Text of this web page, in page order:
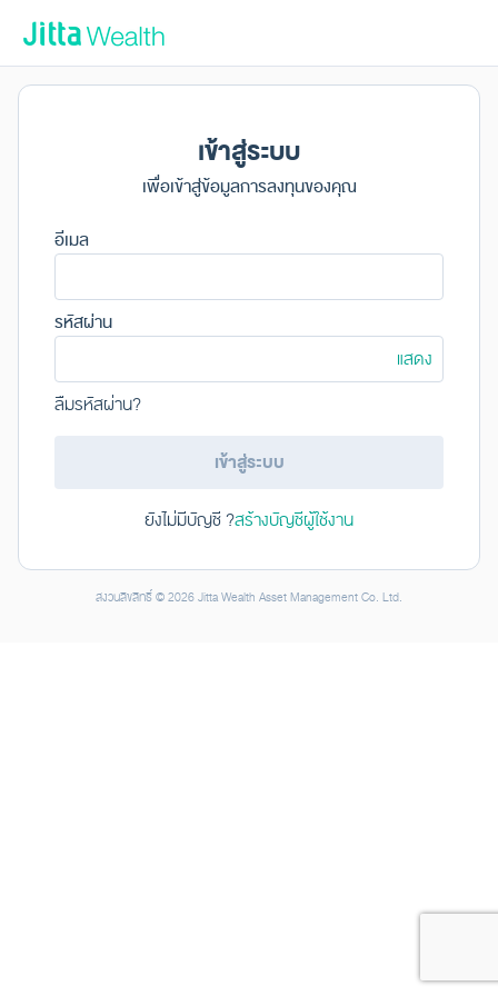
เข้าสู่ระบบ
เพื่อเข้าสู่ข้อมูลการลงทุนของคุณ
อีเมล
รหัสผ่าน
แสดง
ลืมรหัสผ่าน?
เข้าสู่ระบบ
ยังไม่มีบัญชี ?สร้างบัญชีผู้ใช้งาน
สงวนลิขสิทธิ์ © 2026 Jitta Wealth Asset Management Co. Ltd.